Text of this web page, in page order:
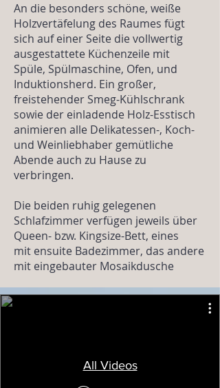
An die besonders schöne, weiße
Holzvertäfelung des Raumes fügt
sich auf einer Seite die vollwertig
ausgestattete Küchenzeile mit
Spüle, Spülmaschine, Ofen, und
Induktionsherd. Ein großer,
freistehender Smeg-Kühlschrank
sowie der einladende Holz-Esstisch
animieren alle Delikatessen-, Koch-
und Weinliebhaber gemütliche
Abende auch zu Hause zu
verbringen.
Die beiden ruhig gelegenen
Schlafzimmer verfügen jeweils über
Queen- bzw. Kingsize-Bett, eines
mit ensuite Badezimmer, das andere
mit eingebauter Mosaikdusche
All Videos